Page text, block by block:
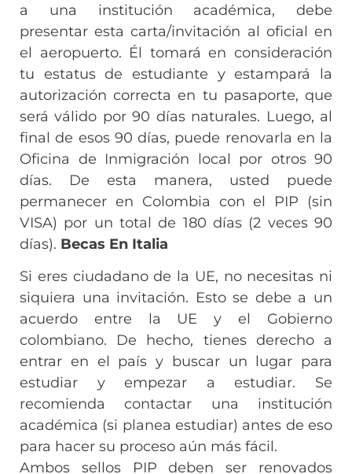
a una institución académica, debe
presentar esta carta/invitación al oficial en
el aeropuerto. Él tomará en consideración
tu estatus de estudiante y estampará la
autorización correcta en tu pasaporte, que
será válido por 90 días naturales. Luego, al
final de esos 90 días, puede renovarla en la
Oficina de Inmigración local por otros 90
días. De esta manera, usted puede
permanecer en Colombia con el PIP (sin
VISA) por un total de 180 días (2 veces 90
días). Becas En Italia
Si eres ciudadano de la UE, no necesitas ni
siquiera una invitación. Esto se debe a un
acuerdo entre la UE y el Gobierno
colombiano. De hecho, tienes derecho a
entrar en el país y buscar un lugar para
estudiar y empezar a estudiar. Se
recomienda contactar una institución
académica (si planea estudiar) antes de eso
para hacer su proceso aún más fácil.
Ambos sellos PIP deben ser renovados